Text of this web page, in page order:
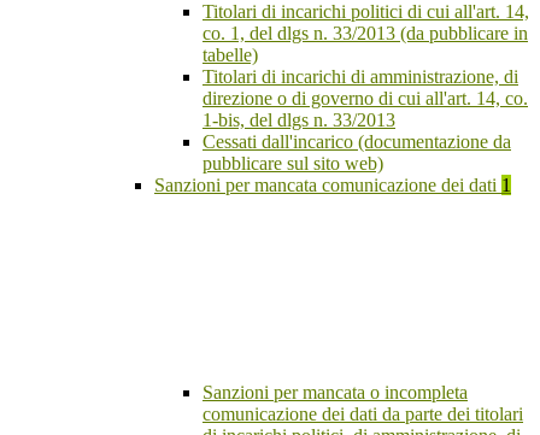
Titolari di incarichi politici di cui all'art. 14,
co. 1, del dlgs n. 33/2013 (da pubblicare in
tabelle)
Titolari di incarichi di amministrazione, di
direzione o di governo di cui all'art. 14, co.
1-bis, del dlgs n. 33/2013
Cessati dall'incarico (documentazione da
pubblicare sul sito web)
Sanzioni per mancata comunicazione dei dati 1
Sanzioni per mancata o incompleta
comunicazione dei dati da parte dei titolari